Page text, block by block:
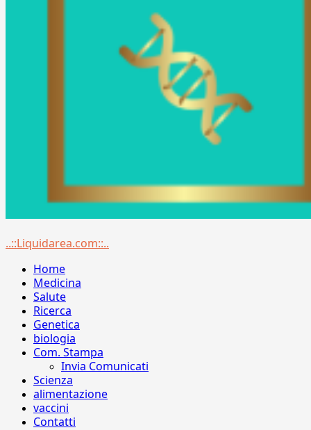
Menu
..::Liquidarea.com::..
Home
Medicina
Salute
Ricerca
Genetica
biologia
Com. Stampa
Invia Comunicati
Scienza
alimentazione
vaccini
Contatti